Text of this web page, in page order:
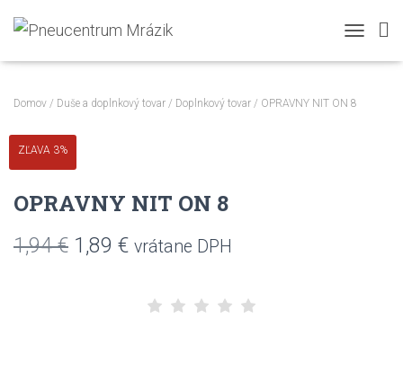
Domov / Duše a doplnkový tovar / Doplnkový tovar / OPRAVNY NIT ON 8
ZĽAVA 3%
OPRAVNY NIT ON 8
1,94€ Pôvodná
1,89 €Aktuálna
vrátane DPH